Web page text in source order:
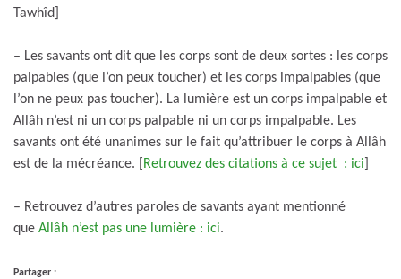
Tawhîd]
– Les savants ont dit que les corps sont de deux sortes : les corps
palpables (que l’on peux toucher) et les corps impalpables (que
l’on ne peux pas toucher). La lumière est un corps impalpable et
Allâh n’est ni un corps palpable ni un corps impalpable. Les
savants ont été unanimes sur le fait qu’attribuer le corps à Allâh
est de la mécréance. [
Retrouvez des citations à ce sujet : ici
– Retrouvez d’autres paroles de savants ayant mentionné
que Allâh n’est pas une lumière : ici.
Partager :